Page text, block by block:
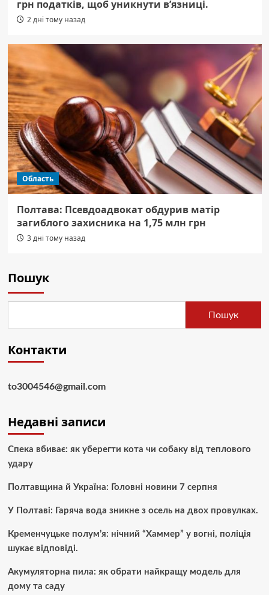
грн податків, щоб уникнути в’язниці.
2 дні тому назад
Область
Полтава: Псевдоадвокат обдурив матір
загиблого захисника на 1,75 млн грн
3 дні тому назад
Пошук
Пошук
Контакти
to3004546@gmail.com
Недавні записи
Спека вбиває: як уберегти кота чи собаку від теплового
удару
Полтавщина й Україна: Головні новини 7 серпня
У Полтаві: Гаряча вода зникне з осель на двох провулках.
Кременчуцьке полум’я: нічний “Хаммер” у вогні, поліція
шукає відповіді.
Акумуляторна пила: як обрати найкращу модель для
дому та саду